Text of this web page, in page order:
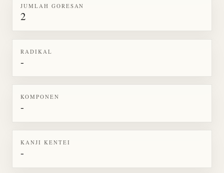
JUMLAH GORESAN
2
RADIKAL
-
KOMPONEN
-
KANJI KENTEI
-